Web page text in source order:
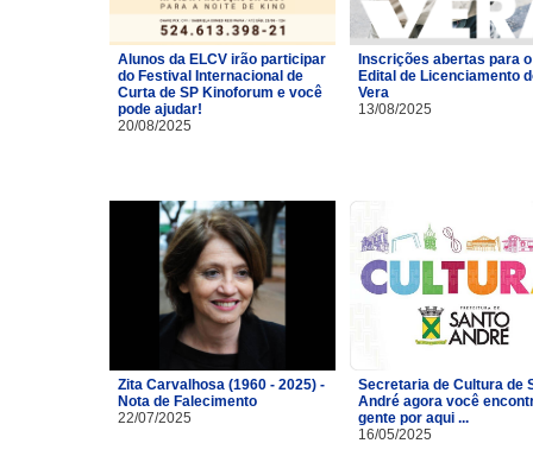
Alunos da ELCV irão participar
do Festival Internacional de
Curta de SP Kinoforum e você
pode ajudar!
20/08/2025
Inscrições abertas para o
Edital de Licenciamento
Vera
13/08/2025
Zita Carvalhosa (1960 - 2025) -
Nota de Falecimento
22/07/2025
Secretaria de Cultura de
André agora você
gente por aqui ...
16/05/2025